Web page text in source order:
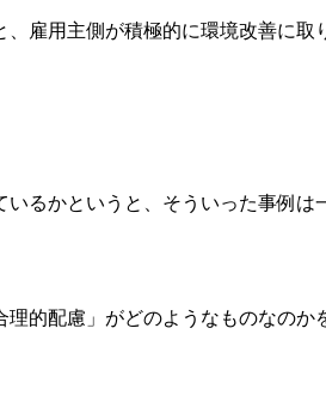
雇用主側が積極的に環境改善に
るかというと、そういった事例
的配慮」がどのようなものなのか